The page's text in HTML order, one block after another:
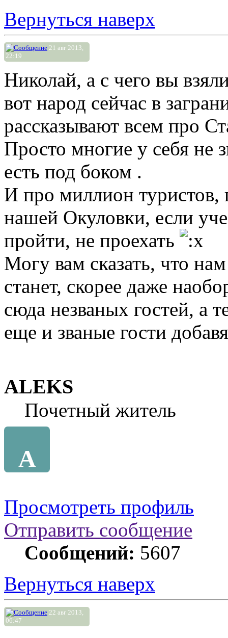
Вернуться наверх
21 авг 2013,
22:19
Николай, а с чего вы
вот народ сейчас в
рассказывают всем про
Просто многие у себя не
есть под боком .
И про миллион туристов,
нашей Окуловки, если
пройти, не проехать
Могу вам сказать, что
станет, скорее даже
сюда незваных гостей, а
еще и званые гости
ALEKS
Почетный житель
A
Просмотреть профиль
Отправить сообщение
Сообщений: 5607
Вернуться наверх
22 авг 2013,
06:47